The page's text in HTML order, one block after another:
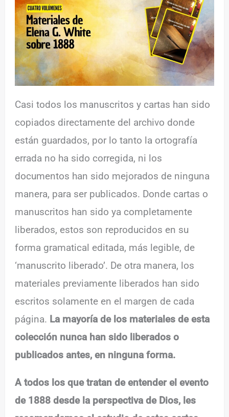
Casi todos los manuscritos y cartas han sido
copiados directamente del archivo donde
están guardados, por lo tanto la ortografía
errada no ha sido corregida, ni los
documentos han sido mejorados de ninguna
manera, para ser publicados. Donde cartas o
manuscritos han sido ya completamente
liberados, estos son reproducidos en su
forma gramatical editada, más legible, de
‘manuscrito liberado’. De otra manera, los
materiales previamente liberados han sido
escritos solamente en el margen de cada
página. La mayoría de los materiales de esta
colección nunca han sido liberados o
publicados antes, en ninguna forma.
A todos los que tratan de entender el evento
de 1888 desde la perspectiva de Dios, les